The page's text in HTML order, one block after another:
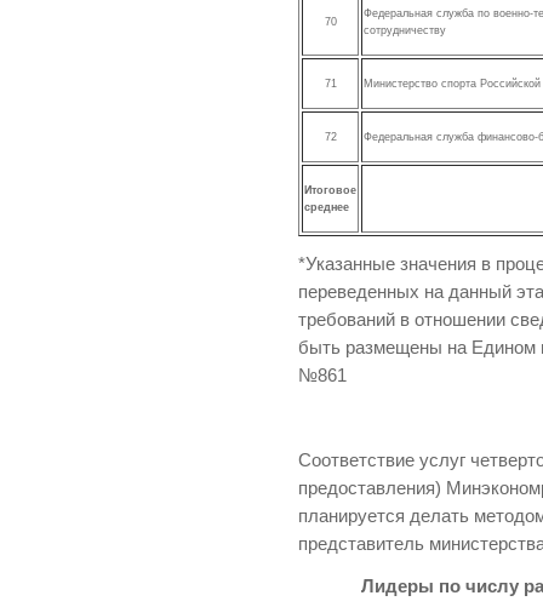
70
Федеральная служба по военно-
сотрудничеству
71 Министерство спорта
72 Федеральная служба финансово-
Итоговое
среднее
*Указанные значения в
переведенных на данный
требований в отношении
быть размещены на Едином
№861
Соответствие услуг
предоставления)
планируется делать
представитель
Лидеры по числу